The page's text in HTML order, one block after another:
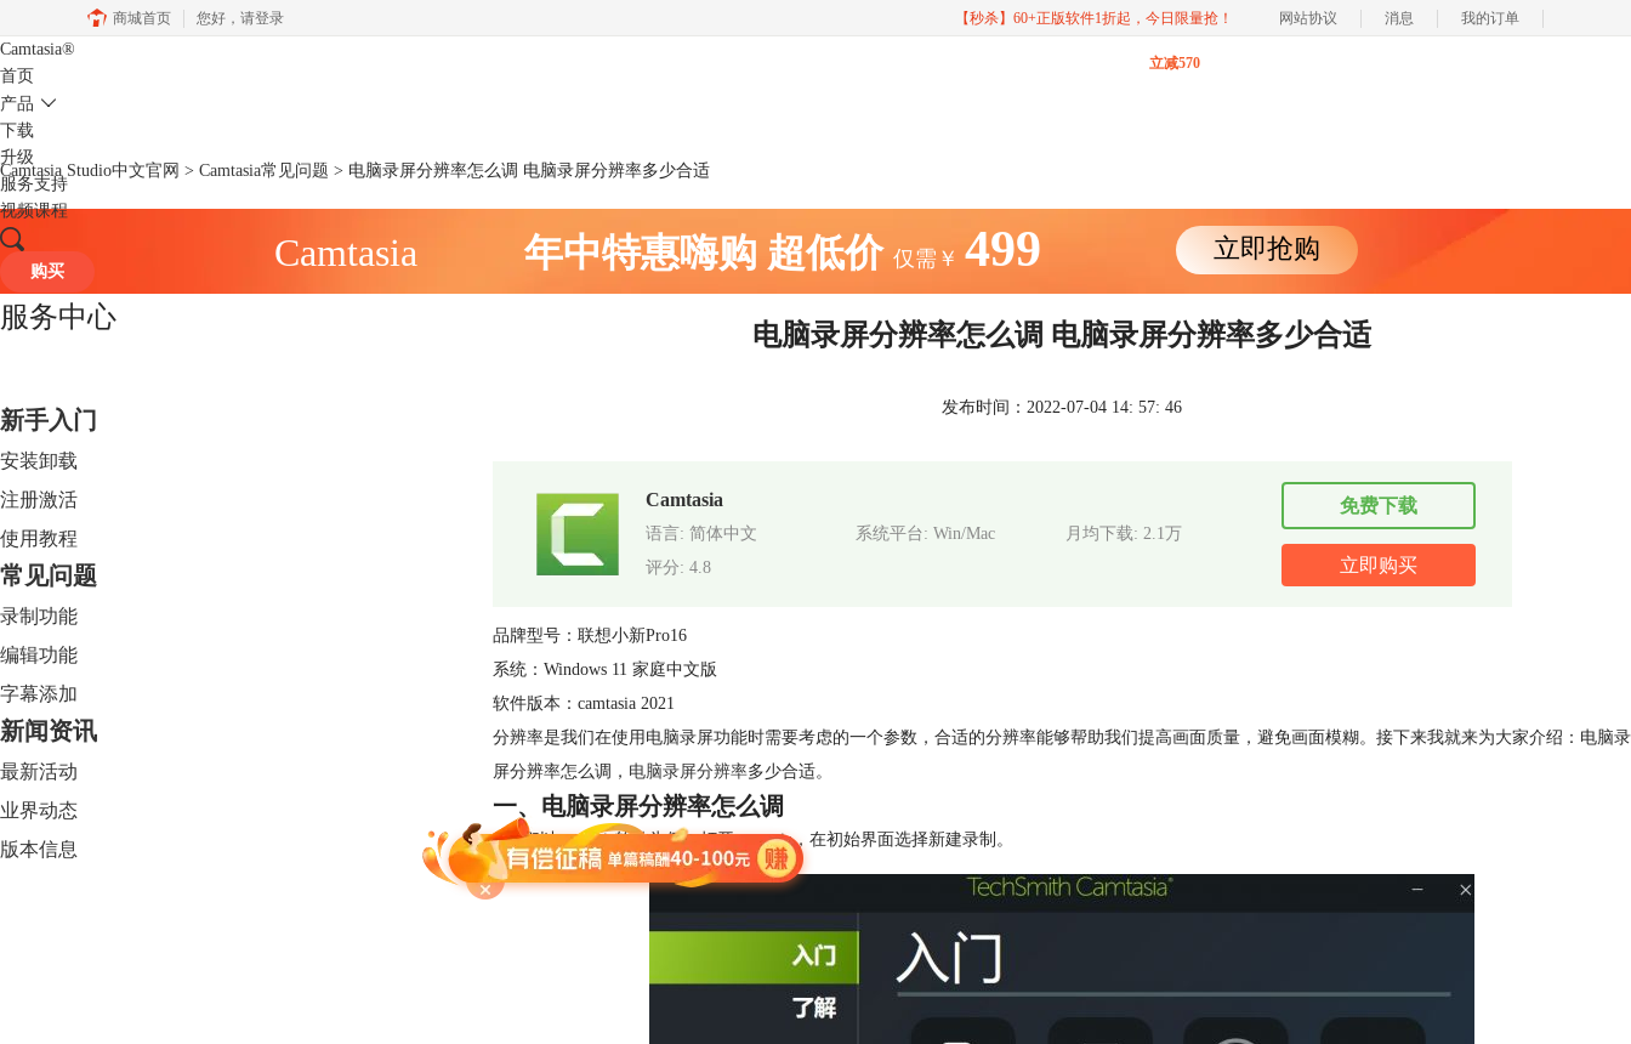
商城首页 您好， 请登录 【秒杀】60+正版软件1折起，今日限量抢！ 网站协议 消息 我的订单
Camtasia®
首页
产品
下载
升级
立减570
服务支持
视频课程
购买
Camtasia Studio中文官网 > Camtasia常见问题 > 电脑录屏分辨率怎么调 电脑录屏分辨率多少合适
Camtasia 年中特惠嗨购 超低价 仅需￥ 499 立即抢购
服务中心
新手入门
安装卸载
注册激活
使用教程
常见问题
录制功能
编辑功能
字幕添加
新闻资讯
最新活动
业界动态
版本信息
电脑录屏分辨率怎么调 电脑录屏分辨率多少合适
发布时间：2022-07-04 14: 57: 46
Camtasia
语言: 简体中文 系统平台: Win/Mac
月均下载: 2.1万
评分: 4.8
免费下载
立即购买
品牌型号：联想小新Pro16
系统：Windows 11 家庭中文版
软件版本：camtasia 2021
分辨率是我们在使用电脑录屏功能时需要考虑的一个参数，合适的分辨率能够帮助我们提高画面质量，避免画面模糊。接下来我就来为大家介绍：电脑录
屏分辨率怎么调， 电脑录屏分辨率多少合适。
一、电脑录屏分辨率怎么调
1.我们以camtasia软件为例。打开camtasia，在初始界面选择新建录制。